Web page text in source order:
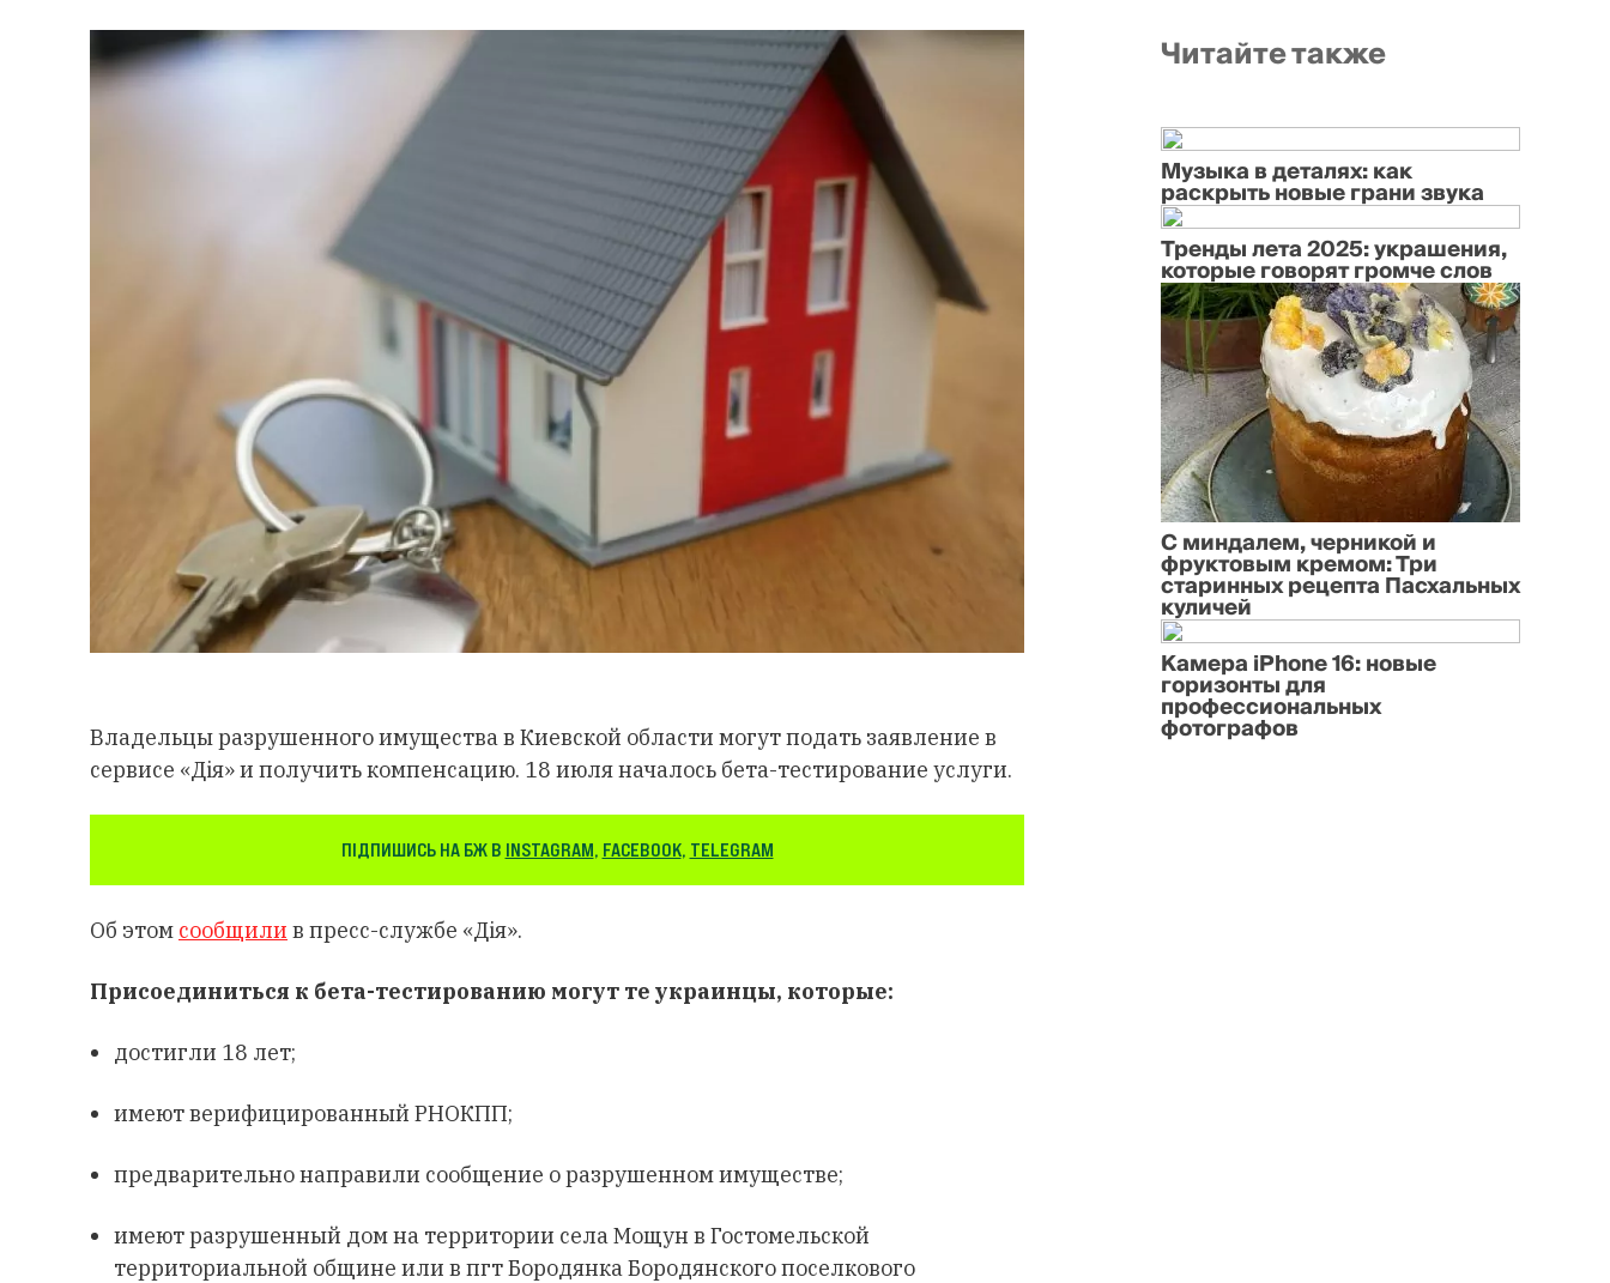
Владельцы разрушенного имущества в Киевской области могут подать заявление в
сервисе «Дія» и получить компенсацию. 18 июля началось бета-тестирование услуги.
ПІДПИШИСЬ НА БЖ В INSTAGRAM, FACEBOOK, TELEGRAM
Об этом сообщили в пресс-службе «Дія».
Присоединиться к бета-тестированию могут те украинцы, которые:
достигли 18 лет;
имеют верифицированный РНОКПП;
предварительно направили сообщение о разрушенном имуществе;
имеют разрушенный дом на территории села Мощун в Гостомельской
территориальной общине или в пгт Бородянка Бородянского поселкового
Читайте также
Музыка в деталях: как
раскрыть новые грани звука
Тренды лета 2025: украшения,
которые говорят громче слов
С миндалем, черникой и
фруктовым кремом: Три
старинных рецепта Пасхальных
куличей
Камера iPhone 16: новые
горизонты для
профессиональных
фотографов